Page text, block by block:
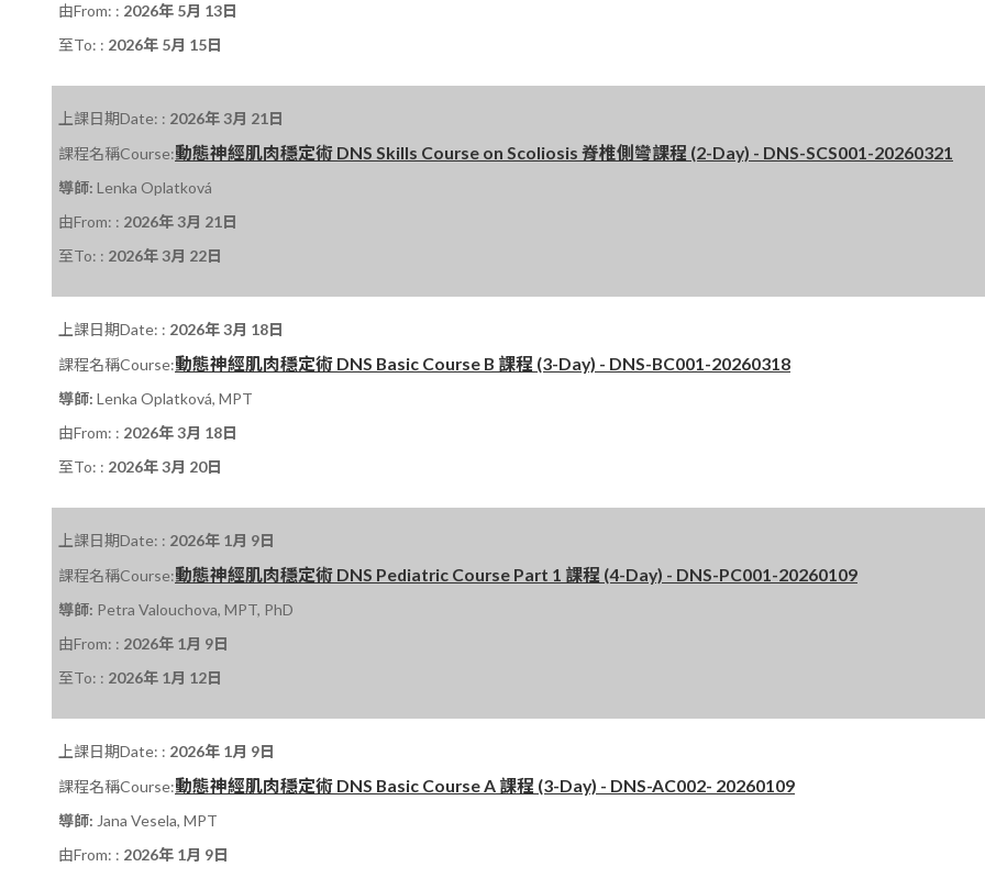
由From: : 2026年 5月 13日
至To: : 2026年 5月 15日
上課日期Date: : 2026年 3月 21日
課程名稱Course:動態神經肌肉穩定術 DNS Skills Course on Scoliosis 脊椎側彎課程 (2-Day) - DNS-SCS001-20260321
導師: Lenka Oplatková
由From: : 2026年 3月 21日
至To: : 2026年 3月 22日
上課日期Date: : 2026年 3月 18日
課程名稱Course:動態神經肌肉穩定術 DNS Basic Course B 課程 (3-Day) - DNS-BC001-20260318
導師: Lenka Oplatková, MPT
由From: : 2026年 3月 18日
至To: : 2026年 3月 20日
上課日期Date: : 2026年 1月 9日
課程名稱Course:動態神經肌肉穩定術 DNS Pediatric Course Part 1 課程 (4-Day) - DNS-PC001-20260109
導師: Petra Valouchova, MPT, PhD
由From: : 2026年 1月 9日
至To: : 2026年 1月 12日
上課日期Date: : 2026年 1月 9日
課程名稱Course:動態神經肌肉穩定術 DNS Basic Course A 課程 (3-Day) - DNS-AC002- 20260109
導師: Jana Vesela, MPT
由From: : 2026年 1月 9日